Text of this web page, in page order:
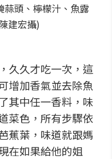
蒜頭、檸檬汁、魚露
建宏攝)
久久才吃一次，這
增加香氣並去除魚
其中任一香料，味
菜色，所有步驟依
蕉葉，味道就跟媽
在如果給他的姐